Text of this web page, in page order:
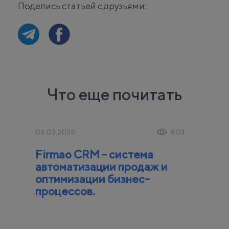
Поделись статьей с друзьями:
Что еще почитать
06.03.2026 803
Firmao CRM - система
автоматизации продаж и
оптимизации бизнес-
процессов.